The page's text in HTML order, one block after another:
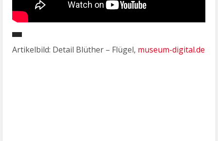
Artikelbild: Detail Blüther – Flügel, museum-digital.de